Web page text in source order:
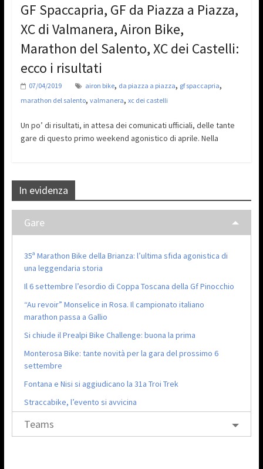
GF Spaccapria, GF da Piazza a Piazza,
XC di Valmanera, Airon Bike,
Marathon del Salento, XC dei Castelli:
ecco i risultati
07/04/2019 airon bike, da piazza a piazza, gf spaccapria,
marathon del salento, valmanera, xc dei castelli
Un po’ di risultati, in attesa dei comunicati ufficiali, delle tante
gare di questo primo weekend agonistico di aprile. Nella
In evidenza
Gare
35ª Marathon Bike della Brianza: l’ultima sfida agonistica di
una leggendaria storia
Il 6 settembre l’esordio di Coppa Toscana della Gf Pinocchio
“Au revoir” Monselice in Rosa. Il campionato italiano
marathon passa a Gallio
Si chiude il Prealpi Bike Challenge: buona la prima
Monterosa Bike: tante novità per la gara del prossimo 6
settembre
Fontana e Nisi si aggiudicano la 31a Troi Trek
Straccabike, l’evento si avvicina
Teams